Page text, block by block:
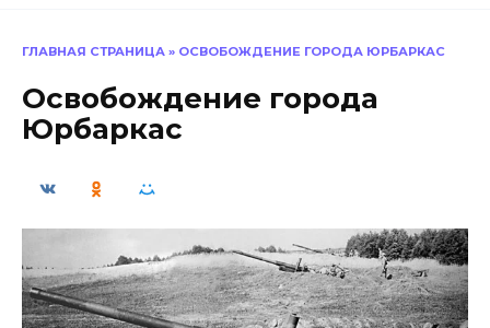
ГЛАВНАЯ СТРАНИЦА » ОСВОБОЖДЕНИЕ ГОРОДА ЮРБАРКАС
Освобождение города
Юрбаркас